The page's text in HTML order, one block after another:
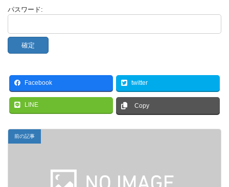
パスワード:
Facebook twitter
LINE Copy
前の記事